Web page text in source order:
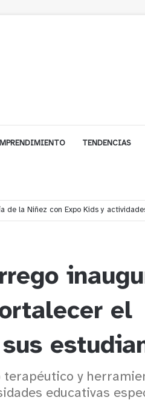
TENDENCIAS
de más de $125 millones para
el
terapéutico y
educativas